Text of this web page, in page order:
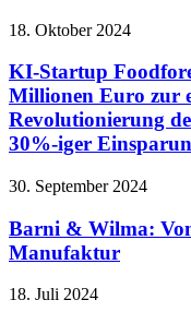
18. Oktober 2024
KI-Startup
Millionen Euro zur
Revolutionierung
30%-iger
30. September 2024
Barni & Wilma:
Manufaktur
18. Juli 2024